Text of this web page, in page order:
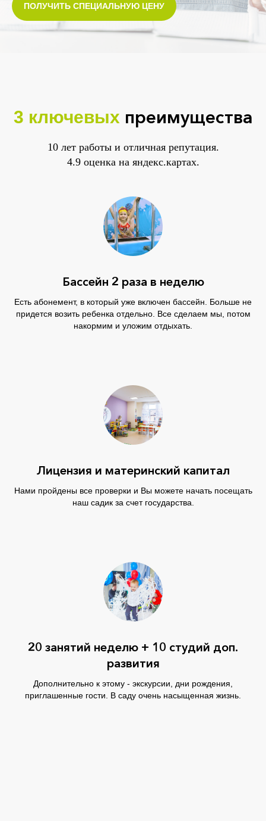
ПОЛУЧИТЬ СПЕЦИАЛЬНУЮ ЦЕНУ
3 ключевых преимущества
10 лет работы и отличная репутация.
4.9 оценка на яндекс.картах.
Бассейн 2 раза в неделю
Есть абонемент, в который уже включен бассейн. Больше не
придется возить ребенка отдельно. Все сделаем мы, потом
накормим и уложим отдыхать.
Лицензия и материнский капитал
Нами пройдены все проверки и Вы можете начать посещать
наш садик за счет государства.
20 занятий неделю + 10 студий доп.
развития
Дополнительно к этому - экскурсии, дни рождения,
приглашенные гости. В саду очень насыщенная жизнь.